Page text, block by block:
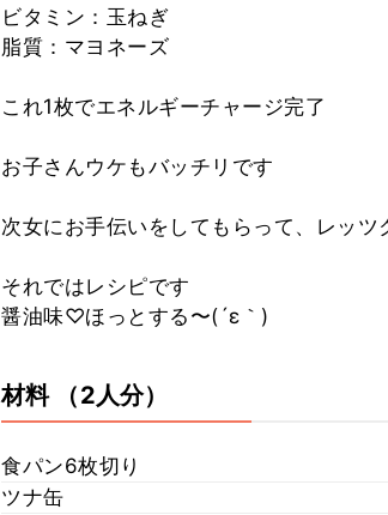
ビタミン：玉ねぎ
脂質：マヨネーズ
これ1枚でエネルギーチャージ完了
お子さんウケもバッチリです
次女にお手伝いをしてもらって、レッツ
それではレシピです
醤油味♡ほっとする〜(´ε｀)
材料 （2人分）
食パン6枚切り
ツナ缶